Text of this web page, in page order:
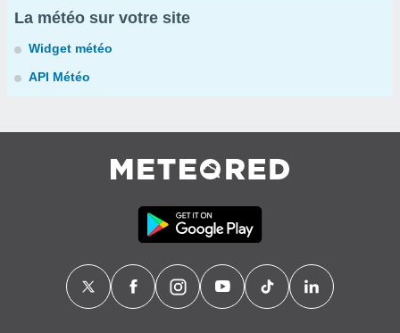
La météo sur votre site
Widget météo
API Météo